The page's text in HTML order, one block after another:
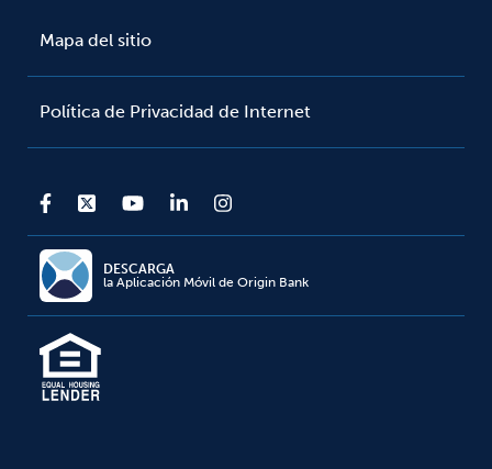
Mapa del sitio
Política de Privacidad de Internet
DESCARGA
la Aplicación Móvil de Origin Bank